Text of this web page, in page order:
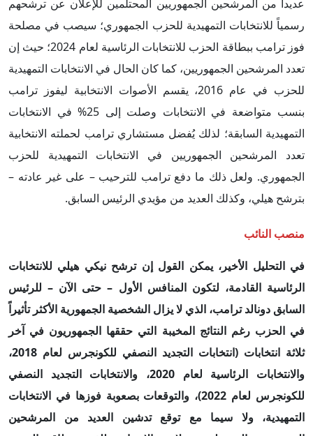
عديداً من المرشحين الجمهوريين المحتلمين للإعلان عن ترشحهم
رسمياً للانتخابات التمهيدية للحزب الجمهوري؛ سيصب في مصلحة
فوز ترامب ببطاقة الحزب للانتخابات الرئاسية لعام 2024؛ حيث إن
تعدد المرشحين الجمهوريين، كما كان الحال في الانتخابات التمهيدية
للحزب في عام 2016، يقسم الأصوات الانتخابية ليفوز ترامب
بنسب متواضعة في الانتخابات وصلت إلى 25% في الانتخابات
التمهيدية السابقة؛ لذلك يُفضل مستشاري ترامب لحملته الانتخابية
تعدد المرشحين الجمهوريين في الانتخابات التمهيدية للحزب
الجمهوري. ولعل ذلك ما دفع ترامب للترحيب – على غير عادته –
بترشح هيلي، وكذلك العديد من مؤيدي الرئيس السابق.
منصب النائب
في التحليل الأخير، يمكن القول إن ترشح نيكي هيلي للانتخابات
الرئاسية القادمة، لتكون المنافس الأول – حتى الآن – للرئيس
السابق دونالد ترامب، الذي لا يزال الشخصية الجمهورية الأكثر تأثيراً
في الحزب رغم النتائج المخيبة التي حققها الجمهوريون في آخر
ثلاثة انتخابات (انتخابات التجديد النصفي للكونجرس لعام 2018،
والانتخابات الرئاسية لعام 2020، والانتخابات التجديد النصفي
للكونجرس لعام 2022)، والتوقعات بصعوبة فوزها في الانتخابات
التمهيدية، ولا سيما مع توقع تدشين العديد من المرشحين